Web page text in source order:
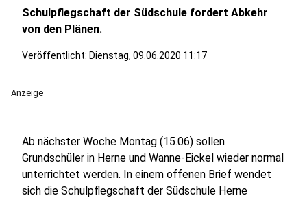
Schulpflegschaft der Südschule fordert Abkehr
von den Plänen.
Veröffentlicht: Dienstag, 09.06.2020 11:17
Anzeige
Ab nächster Woche Montag (15.06) sollen
Grundschüler in Herne und Wanne-Eickel wieder normal
unterrichtet werden. In einem offenen Brief wendet
sich die Schulpflegschaft der Südschule Herne